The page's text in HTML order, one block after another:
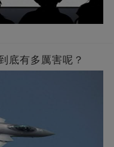
底有多厲害呢？